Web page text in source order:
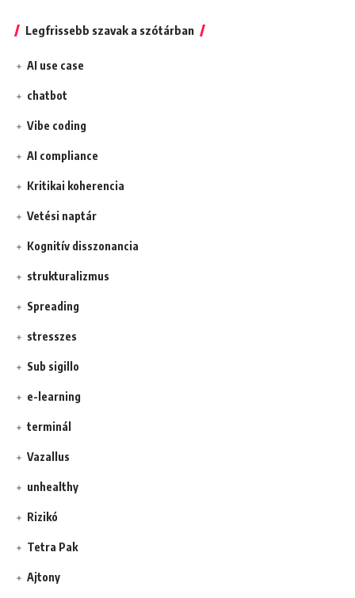
Legfrissebb szavak a szótárban
AI use case
chatbot
Vibe coding
AI compliance
Kritikai koherencia
Vetési naptár
Kognitív disszonancia
strukturalizmus
Spreading
stresszes
Sub sigillo
e-learning
terminál
Vazallus
unhealthy
Rizikó
Tetra Pak
Ajtony